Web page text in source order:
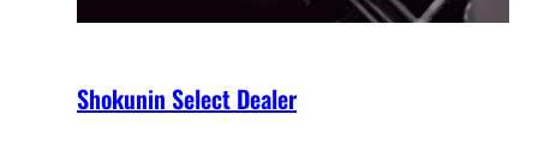
Shokunin Select Dealer